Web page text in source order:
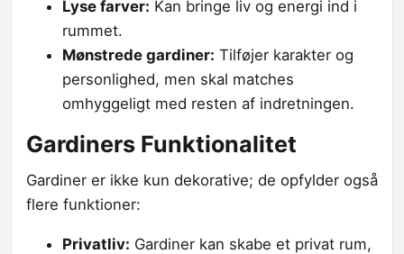
Lyse farver: Kan bringe liv og energi ind i
rummet.
Mønstrede gardiner: Tilføjer karakter og
personlighed, men skal matches
omhyggeligt med resten af indretningen.
Gardiners Funktionalitet
Gardiner er ikke kun dekorative; de opfylder også
flere funktioner:
Privatliv: Gardiner kan skabe et privat rum,